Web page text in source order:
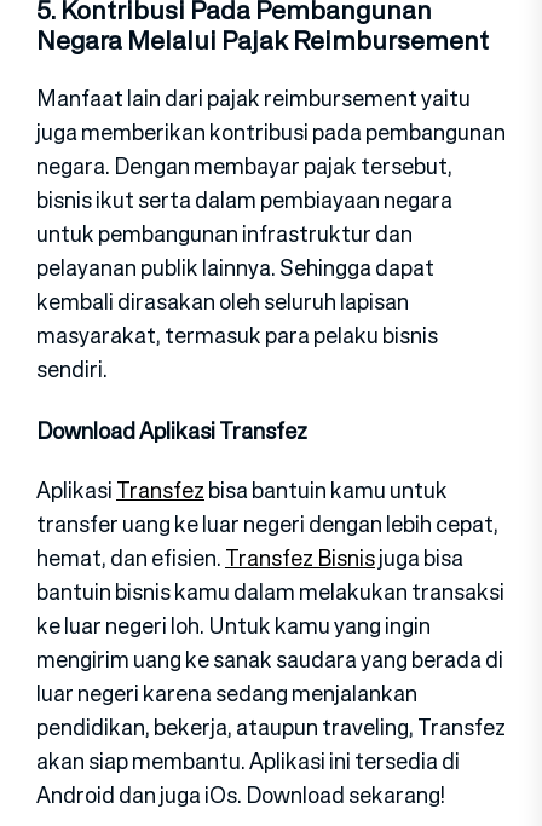
5. Kontribusi Pada Pembangunan
Negara Melalui Pajak Reimbursement
Manfaat lain dari pajak reimbursement yaitu
juga memberikan kontribusi pada pembangunan
negara. Dengan membayar pajak tersebut,
bisnis ikut serta dalam pembiayaan negara
untuk pembangunan infrastruktur dan
pelayanan publik lainnya. Sehingga dapat
kembali dirasakan oleh seluruh lapisan
masyarakat, termasuk para pelaku bisnis
sendiri.
Download Aplikasi Transfez
AplikasiTransfezbisa bantuin kamu untuk
transfer uang ke luar negeri dengan lebih cepat,
hemat, dan efisien.Transfez Bisnisjuga bisa
bantuin bisnis kamu dalam melakukan transaksi
ke luar negeri loh. Untuk kamu yang ingin
mengirim uang ke sanak saudara yang berada di
luar negeri karena sedang menjalankan
pendidikan, bekerja, ataupun traveling, Transfez
akan siap membantu. Aplikasi ini tersedia di
Android dan juga iOs. Download sekarang!